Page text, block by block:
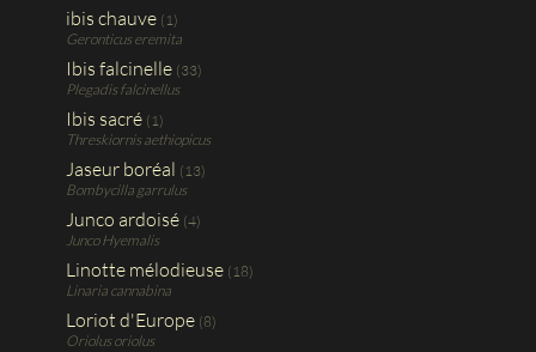
ibis chauve (1)
Geronticus eremita
Ibis falcinelle (33)
Plegadis falcinellus
Ibis sacré (1)
Threskiornis aethiopicus
Jaseur boréal (13)
Bombycilla garrulus
Junco ardoisé (4)
Junco Hyemalis
Linotte mélodieuse (18)
Linaria cannabina
Loriot d'Europe (8)
Oriolus oriolus